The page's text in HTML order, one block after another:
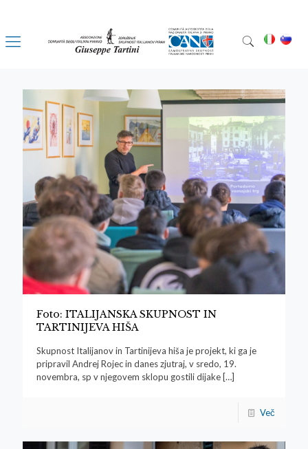
Foto: ITALIJANSKA SKUPNOST IN
TARTINIJEVA HIŠA
Skupnost Italijanov in Tartinijeva hiša je projekt, ki ga je
pripravil Andrej Rojec in danes zjutraj, v sredo, 19.
novembra, sp v njegovem sklopu gostili dijake […]
Več